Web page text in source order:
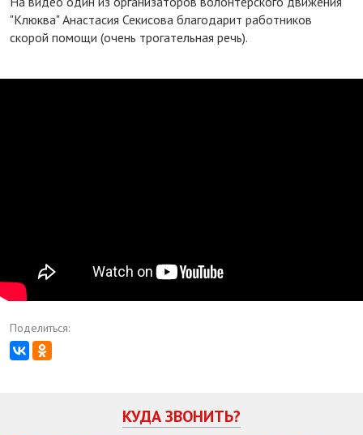
"Клюква" Анастасия Секисова благодарит работников
скорой помощи (очень трогательная речь).
Поделиться:
КУДА ЗВОНИТЬ?